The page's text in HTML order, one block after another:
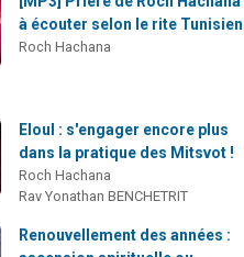
à écouter selon le rite Tunisien
Roch Hachana
Eloul : s'engager encore plus
dans la pratique des Mitsvot !
Roch Hachana
Rav Yonathan BENCHETRIT
Renouvellement des années :